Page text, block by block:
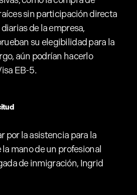
sin participación directa
de la empresa,
su elegibilidad para la
aún podrían hacerlo
EB-5.
por la asistencia para la
mano de un profesional
de inmigración, Ingrid